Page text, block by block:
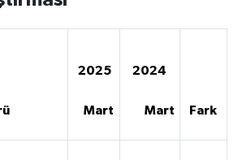
2025
Mart
2024
Mart Fark